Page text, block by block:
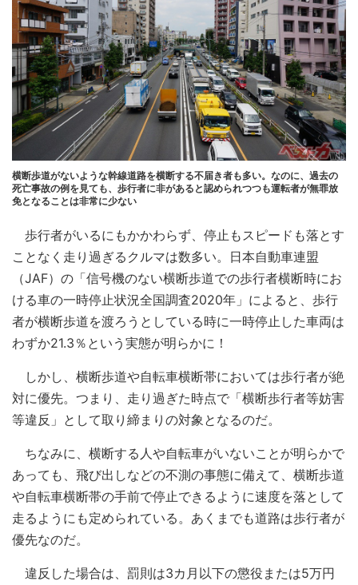
横断歩道がないような幹線道路を横断する不届き者も多い。なのに、過去の
死亡事故の例を見ても、歩行者に非があると認められつつも運転者が無罪放
免となることは非常に少ない
歩行者がいるにもかかわらず、停止もスピードも落とす
ことなく走り過ぎるクルマは数多い。日本自動車連盟
（JAF）の「信号機のない横断歩道での歩行者横断時にお
ける車の一時停止状況全国調査2020年」によると、歩行
者が横断歩道を渡ろうとしている時に一時停止した車両は
わずか21.3％という実態が明らかに！
しかし、横断歩道や自転車横断帯においては歩行者が絶
対に優先。つまり、走り過ぎた時点で「横断歩行者等妨害
等違反」として取り締まりの対象となるのだ。
ちなみに、横断する人や自転車がいないことが明らかで
あっても、飛び出しなどの不測の事態に備えて、横断歩道
や自転車横断帯の手前で停止できるように速度を落として
走るようにも定められている。あくまでも道路は歩行者が
優先なのだ。
違反した場合は、罰則は3カ月以下の懲役または5万円